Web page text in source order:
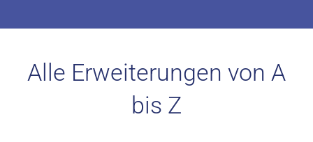
Alle Erweiterungen von A
bis Z